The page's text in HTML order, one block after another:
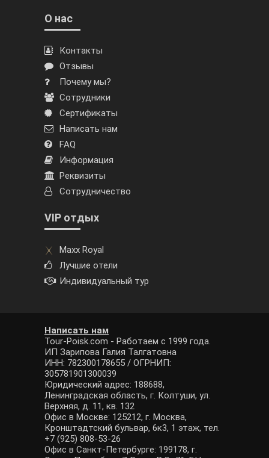
О нас
Контакты
Отзывы
Почему мы?
Сотрудники
Сертификаты
Написать нам
FAQ
Информация
Реквизиты
Сотрудничество
VIP отдых
Maxx Royal
Лучшие отели
Индивидуальный тур
Написать нам
Tour-Poisk.com - Работаем с 1999 года.
ИП Зарипова Галия Талгатовна
ИНН: 782300178655 / ОГРНИП:
305781901300039
Юридический адрес: 188688,
Ленинградская область, г. Колтуши, ул.
Верхняя, д. 11, кв. 132
Офис в Москве: 125212, г. Москва,
Кронштадтский бульвар, 6к3, 1 этаж, тел.
+7 (925) 808-53-26
Офис в Санкт-Петербурге: 199178, г.